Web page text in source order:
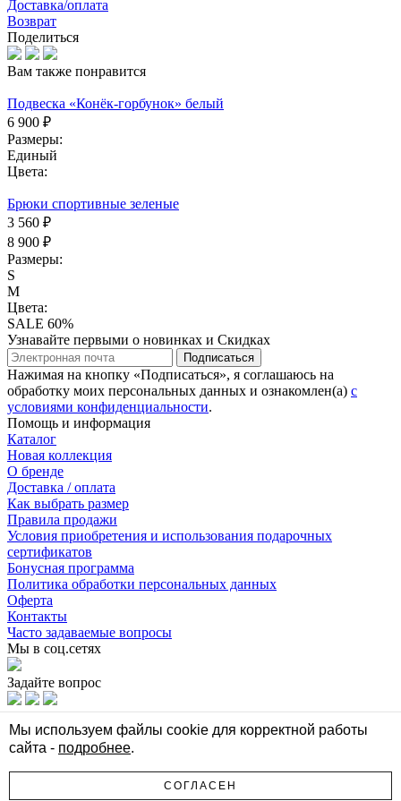
Доставка/оплата
Возврат
Поделиться
Вам также понравится
Подвеска «Конёк-горбунок» белый
6 900 ₽
Размеры:
Единый
Цвета:
Брюки спортивные зеленые
3 560 ₽
8 900 ₽
Размеры:
S
M
Цвета:
SALE 60%
Узнавайте первыми о новинках и Скидках
Подписаться
Нажимая на кнопку «Подписаться», я соглашаюсь на
обработку моих персональных данных и ознакомлен(а) с
условиями конфиденциальности.
Помощь и информация
Каталог
Новая коллекция
О бренде
Доставка / оплата
Как выбрать размер
Правила продажи
Условия приобретения и использования подарочных
сертификатов
Бонусная программа
Политика обработки персональных данных
Оферта
Контакты
Часто задаваемые вопросы
Мы в соц.сетях
Задайте вопрос
Мы в соц.сетях
Задайте вопрос
Стильная женская одежда Select
Мы используем файлы cookie для корректной работы
сайта - подробнее.
СОГЛАСЕН